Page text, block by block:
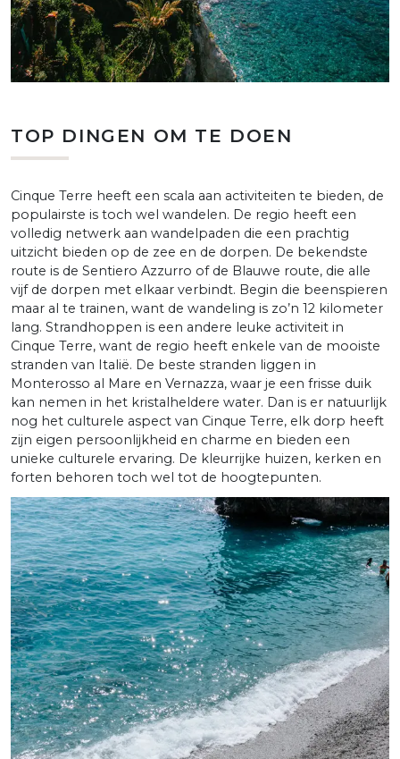
TOP DINGEN OM TE DOEN
Cinque Terre heeft een scala aan activiteiten te bieden, de
populairste is toch wel wandelen. De regio heeft een
volledig netwerk aan wandelpaden die een prachtig
uitzicht bieden op de zee en de dorpen. De bekendste
route is de Sentiero Azzurro of de Blauwe route, die alle
vijf de dorpen met elkaar verbindt. Begin die beenspieren
maar al te trainen, want de wandeling is zo’n 12 kilometer
lang. Strandhoppen is een andere leuke activiteit in
Cinque Terre, want de regio heeft enkele van de mooiste
stranden van Italië. De beste stranden liggen in
Monterosso al Mare en Vernazza, waar je een frisse duik
kan nemen in het kristalheldere water. Dan is er natuurlijk
nog het culturele aspect van Cinque Terre, elk dorp heeft
zijn eigen persoonlijkheid en charme en bieden een
unieke culturele ervaring. De kleurrijke huizen, kerken en
forten behoren toch wel tot de hoogtepunten.